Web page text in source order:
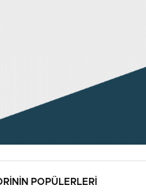
POPÜLERLERİ